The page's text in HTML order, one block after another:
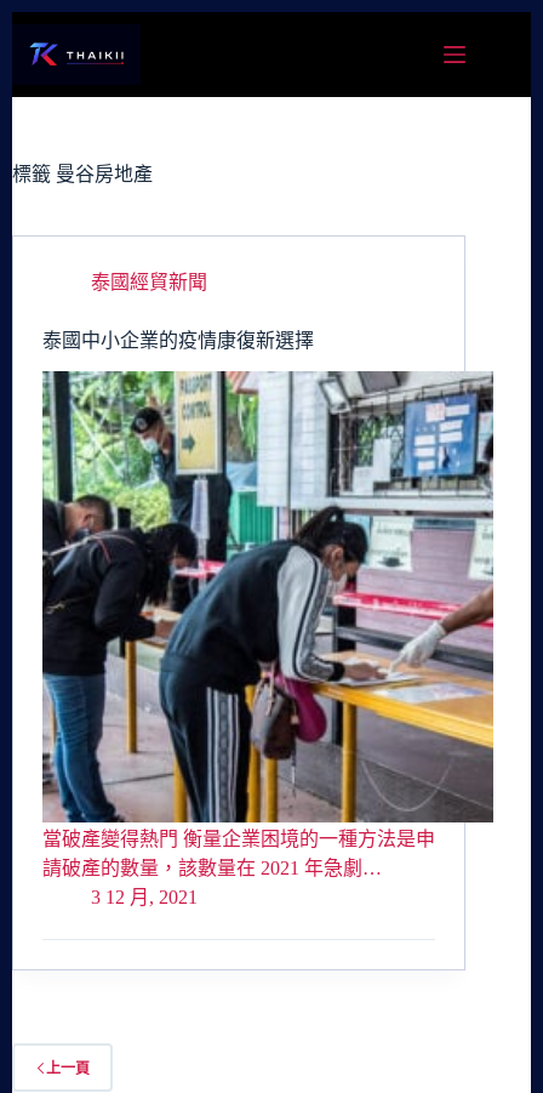
容
標籤 曼谷房地產
泰國經貿新聞
泰國中小企業的疫情康復新選擇
當破產變得熱門 衡量企業困境的一種方法是申
請破產的數量，該數量在 2021 年急劇…
3 12 月, 2021
上一頁